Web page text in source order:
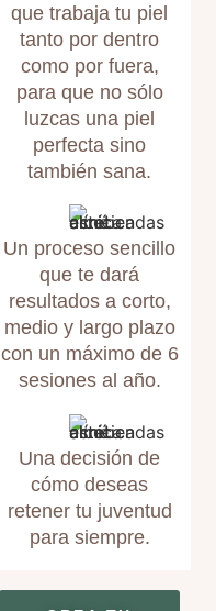
que trabaja tu piel
tanto por dentro
como por fuera,
para que no sólo
luzcas una piel
perfecta sino
también sana.
Un proceso sencillo
que te dará
resultados a corto,
medio y largo plazo
con un máximo de 6
sesiones al año.
Una decisión de
cómo deseas
retener tu juventud
para siempre.